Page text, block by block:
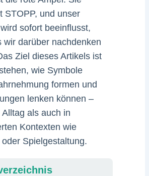
STOPP, und unser
sofort beeinflusst,
wir darüber nachdenken
Ziel dieses Artikels ist
wie Symbole
formen und
lenken können –
als auch in
Kontexten wie
Spielgestaltung.